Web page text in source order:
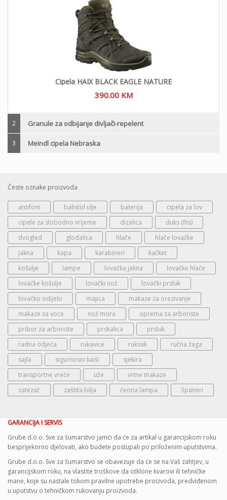
Cipela HAIX BLACK EAGLE NATURE
390.00 KM
2 Granule za odbijanje divljači-repelent
3 Meindl cipela Nebraska
Česte oznake proizvoda
antifoni balistol ulje baterija
cipela za lov
cipele za slobodno vrijeme
dizalica
duks (flis)
dvogled
glodalica hlače
hlače lovačke
jakna
kapa karabineri
kačket
košulje
lampe lovačka jakna
lovačke hlače
lovačke košulje
lovački nož
lovački prsluk
lovačko odijelo
majica
makaze za orezivanje
makaze za voce
nož mora
oprema za arboriste
pribor za arboriste
prskalica
prsluk
radna odjeća
rukavice ruksak
ručna žaga
sajla
sigurnosni kaiši
sjekira
transportne vreće
uže
vrtne makaze
zatezač
zaštita bilja čeona lampa španeri
GARANCIJA I SERVIS
Grube d.o.o. Sve za šumarstvo jamći da će za artikal u garancijskom roku
besprijekorno djelovati, ako budete postupali po priloženim uputstvima.
Grube d.o.o. Sve za šumarstvo se obavezuje da će se na Vaš zahtjev, u
garancijskom roku, na vlastite troškove da otklone kvarovi ili tehničke
mane, koje su nastale tokom pravilne upotrebe proizvoda, predviđenom
u uputstvu o tehničkom rukovanju proizvoda.